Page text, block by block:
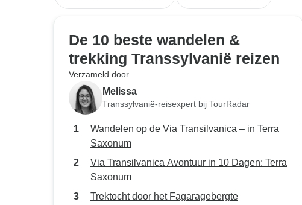
De 10 beste wandelen &
trekking Transsylvanië reizen
Verzameld door
Melissa
Transsylvanië-reisexpert bij TourRadar
Wandelen op de Via Transilvanica – in Terra
Saxonum
Via Transilvanica Avontuur in 10 Dagen: Terra
Saxonum
Trektocht door het Fagaragebergte